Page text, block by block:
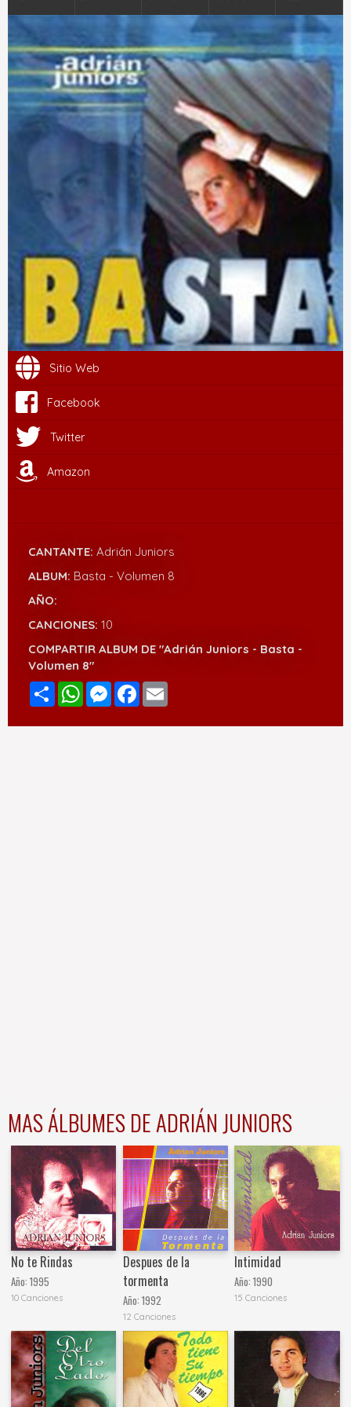
Sitio Web
Facebook
Twitter
Amazon
CANTANTE: Adrián Juniors
ALBUM: Basta - Volumen 8
AÑO:
CANCIONES: 10
COMPARTIR ALBUM DE "Adrián Juniors - Basta -
Volumen 8"
Compartir
WhatsAppMessenger
Facebook
MAS ÁLBUMES DE ADRIÁN JUNIORS
No te Rindas
Año:1995
10 Canciones
Despues de la
tormenta
Año: 1992
12 Canciones
Intimidad
Año:1990
15 Canciones